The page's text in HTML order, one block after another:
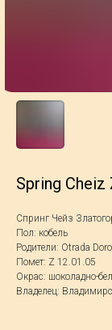
Spring
Спринг Чейз
Пол: кобель
Родители: Otrada
Помет: Z 12.01.05
Окрас: шоколадно-
Владелец: